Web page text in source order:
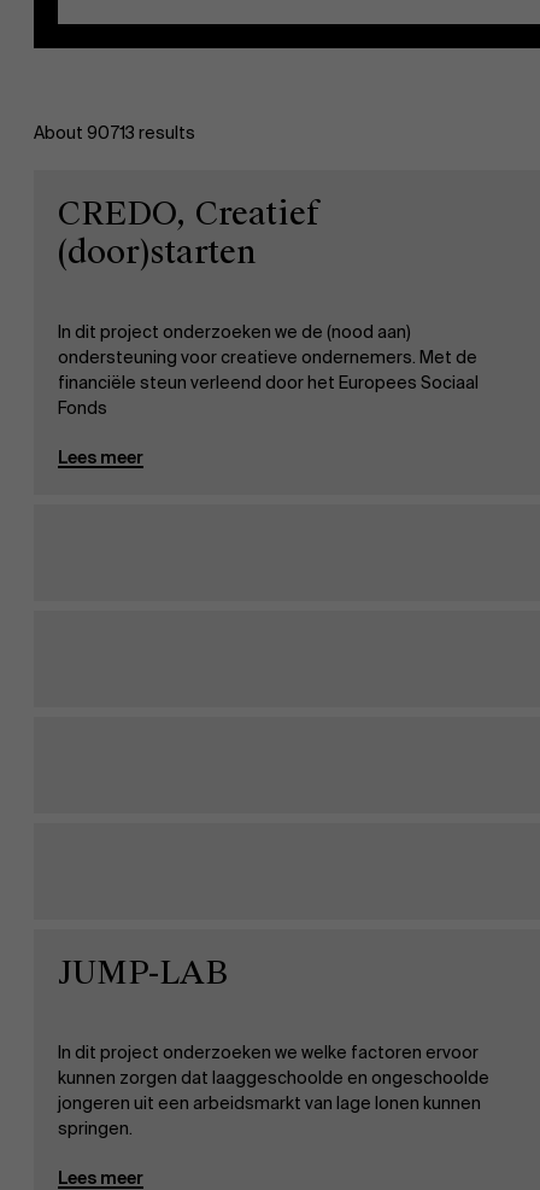
About 90713 results
CREDO, Creatief
(door)starten
In dit project onderzoeken we de (nood aan)
ondersteuning voor creatieve ondernemers. Met de
financiële steun verleend door het Europees Sociaal
Fonds
Lees meer
JUMP-LAB
In dit project onderzoeken we welke factoren ervoor
kunnen zorgen dat laaggeschoolde en ongeschoolde
jongeren uit een arbeidsmarkt van lage lonen kunnen
springen.
Lees meer